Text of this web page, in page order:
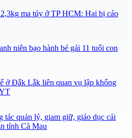
ma túy ở TP HCM: Hai bị cáo
niên bạo hành bé gái 11 tuổi con
ở Đắk Lắk liên quan vụ lập khống
tác quản lý, giam giữ, giáo dục cải
tỉnh Cà Mau